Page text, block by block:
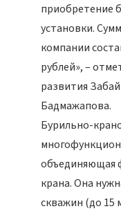
приобретение
установки.
компании
рублей», –
развития
Бадмажапова.
Бурильно-
объединяющая
крана. Она
скважин (до 15